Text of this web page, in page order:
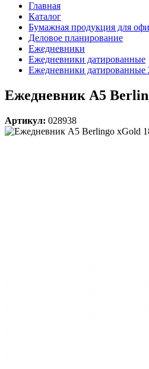
Главная
Каталог
Бумажная продукция для
Деловое планирование
Ежедневники
Ежедневники датированные
Ежедневники датированные
Ежедневник А5
Артикул: 028938